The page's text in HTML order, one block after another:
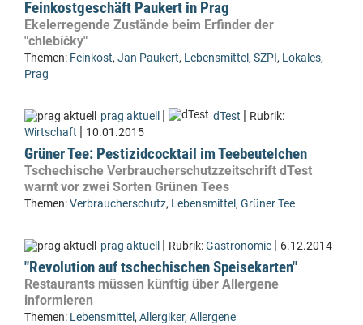
Feinkostgeschäft Paukert in Prag
Ekelerregende Zustände beim Erfinder der
"chlebíčky"
Themen: Feinkost, Jan Paukert, Lebensmittel, SZPI, Lokales,
Prag
prag aktuell | dTest | Rubrik:
Wirtschaft | 10.01.2015
Grüner Tee: Pestizidcocktail im Teebeutelchen
Tschechische Verbraucherschutzzeitschrift dTest
warnt vor zwei Sorten Grünen Tees
Themen:Verbraucherschutz, Lebensmittel, Grüner Tee
prag aktuell | Rubrik:Gastronomie | 6.12.2014
"Revolution auf tschechischen Speisekarten"
Restaurants müssen künftig über Allergene
informieren
Themen: Lebensmittel, Allergiker, Allergene